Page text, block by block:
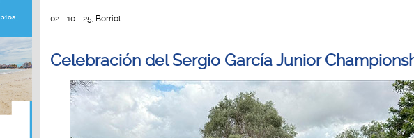
02 - 10 - 25, Borriol
Celebración del Sergio García Junior